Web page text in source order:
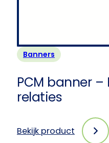
Banners
PCM banner –
relaties
Bekijk product
: